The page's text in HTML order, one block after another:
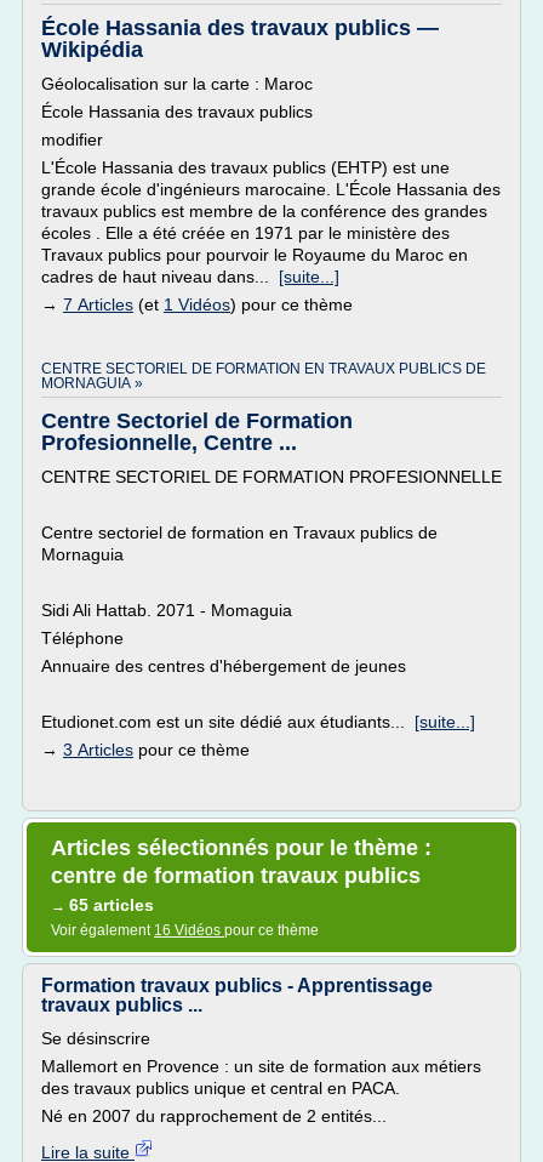
École Hassania des travaux publics —
Wikipédia
Géolocalisation sur la carte : Maroc
École Hassania des travaux publics
modifier
L'École Hassania des travaux publics (EHTP) est une
grande école d'ingénieurs marocaine. L'École Hassania des
travaux publics est membre de la conférence des grandes
écoles . Elle a été créée en 1971 par le ministère des
Travaux publics pour pourvoir le Royaume du Maroc en
cadres de haut niveau dans... [suite...]
→ 7 Articles (et 1 Vidéos) pour ce thème
CENTRE SECTORIEL DE FORMATION EN TRAVAUX PUBLICS DE
MORNAGUIA »
Centre Sectoriel de Formation
Profesionnelle, Centre ...
CENTRE SECTORIEL DE FORMATION PROFESIONNELLE
Centre sectoriel de formation en Travaux publics de
Mornaguia
Sidi Ali Hattab. 2071 - Momaguia
Téléphone
Annuaire des centres d'hébergement de jeunes
Etudionet.com est un site dédié aux étudiants... [suite...]
→ 3 Articles pour ce thème
Articles sélectionnés pour le thème :
centre de formation travaux publics
→ 65 articles
Voir également 16 Vidéos pour ce thème
Formation travaux publics - Apprentissage
travaux publics ...
Se désinscrire
Mallemort en Provence : un site de formation aux métiers
des travaux publics unique et central en PACA.
Né en 2007 du rapprochement de 2 entités...
Lire la suite